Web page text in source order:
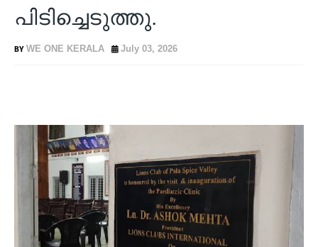
പിടിച്ചെടുത്തു.
WE ONE KERALA July 03, 2026